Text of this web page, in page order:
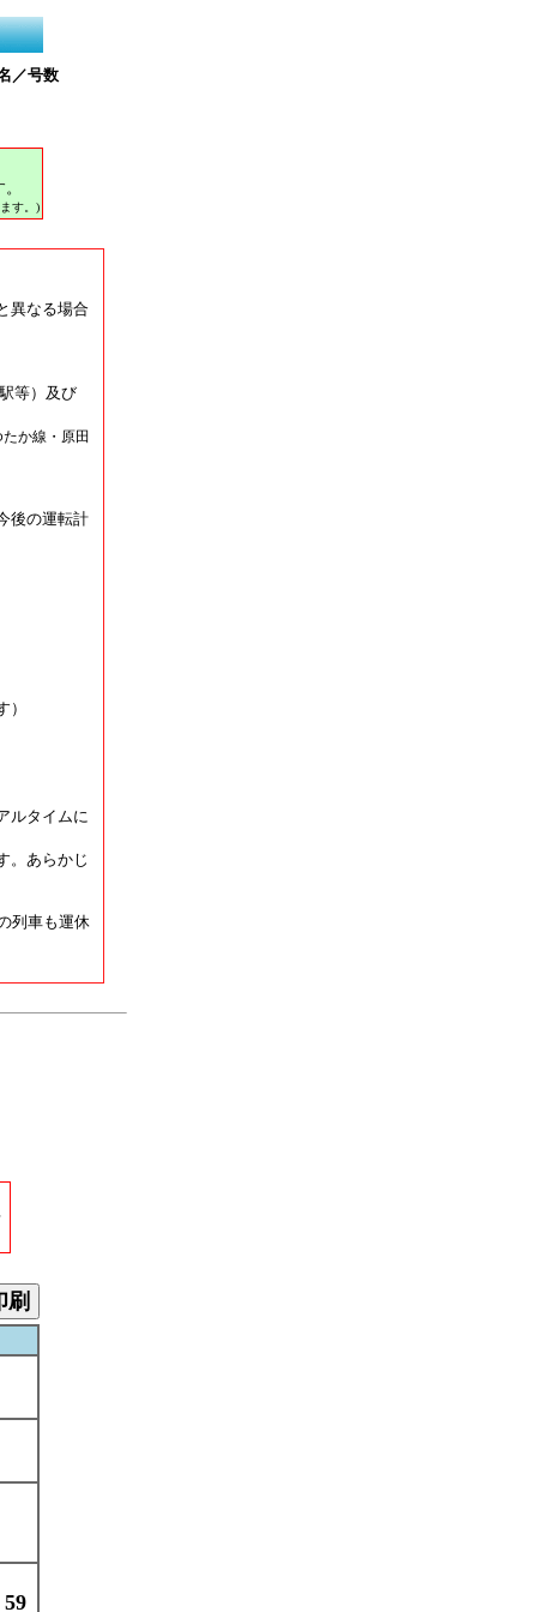
／号数
す。)
異なる場合
等）及び
か線・原田
後の運転計
ルタイムに
。あらかじ
列車も運休
刷
59